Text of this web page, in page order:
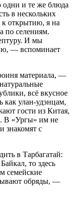
и те же блюда
в нескольких
к открытию, я на
по селениям.
И мы
— вспоминает
материала, —
всё вкусное
как улан-удэнцам,
гости из Китая,
В «Ургы» им не
знакомят с
в Тарбагатай:
то здесь
семейские
обряды, —